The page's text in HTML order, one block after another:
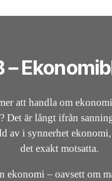
–
att handla om
Det är långt ifrån
av i synnerhet
det exakt motsatta.
ekonomi – oavsett om